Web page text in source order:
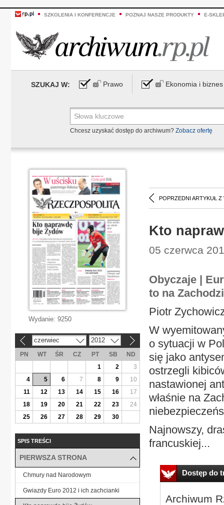
SZKOLENIA I KONFERENCJE POZNAJ NASZE PRODUKTY E-
SZUKAJ W: Prawo Ekonomia i biznes
Chcesz uzyskać dostęp do archiwum? Zobacz ofertę
POPRZEDNI ARTYKUŁ Z
Kto
05 czerwca
Obyczaje |
to na
Piotr
W
o sytuacji w
się jako
ostrzegli
nastawionej
właśnie na
Najnowszy,
francuskiej...
Dostęp do
Archiwum
Wydanie: 9250
czerwiec 2012
PN WT ŚR CZ PT SB
ND
1
2
3
4
5 6 7 8 9
10
11
12 13 14 15 16
17
18
19 20 21 22 23
24
25
26 27 28 29 30
SPIS TREŚCI
PIERWSZA STRONA
Chmury nad Narodowym
Gwiazdy Euro 2012 i ich zachcianki